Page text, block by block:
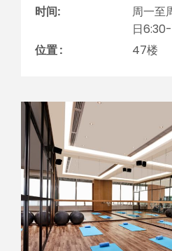
时间:
周一至
日6:30-
位置 :
47楼